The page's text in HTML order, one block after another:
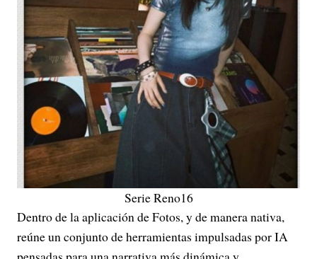
Serie Reno16
Dentro de la aplicación de Fotos, y de manera nativa,
reúne un conjunto de herramientas impulsadas por IA